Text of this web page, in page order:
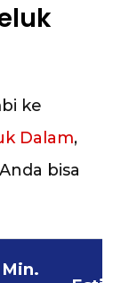
ke
Dalam,
bisa
Min.